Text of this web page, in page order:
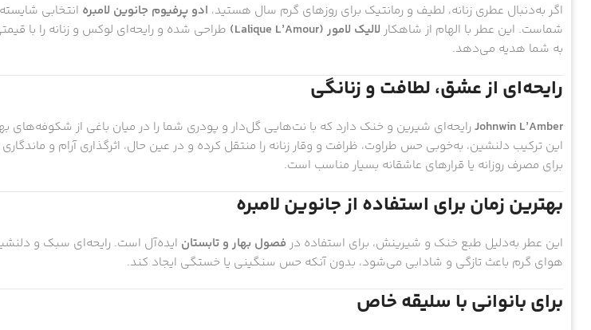
اگر به‌دنبال عطری زنانه، لطیف و رمانتیک برای روزهای گرم سال هستید، ادو پرفیوم جانوین لامبره انتخابی
شماست. این عطر با الهام از شاهکار لالیک لامور (Lalique L’Amour)
طراحی شده و رایحه‌ای لوکس و زنانه را با
به شما هدیه می‌دهد.
رایحه‌ای از عشق، لطافت و زنانگی
Johnwin L’Amberرایحه‌ای شیرین و خنک دارد که با نت‌هایی گل‌دار و پودری شما را در میان باغی از شکوفه‌های
این ترکیب دلنشین، به‌خوبی حس طراوت، ظرافت و وقار زنانه را منتقل کرده و در عین حال، اثرگذاری آرام و
برای مصرف روزانه یا قرارهای عاشقانه بسیار مناسب است.
بهترین زمان برای استفاده از جانوین لامبره
این عطر به‌دلیل طبع خنک و شیرینش، برای استفاده در فصول بهار و تابستان ایده‌آل است. رایحه‌ای سبک و
هوای گرم باعث تازگی و شادابی می‌شود، بدون آنکه حس سنگینی یا خستگی ایجاد کند.
برای بانوانی با سلیقه خاص